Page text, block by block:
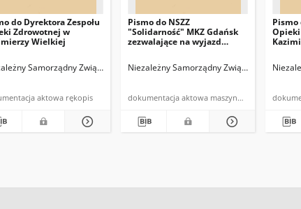
do Dyrektora Zespołu
Zdrowotnej w
Wielkiej
Samorządny Związek Zawodowy "Solidarność" Z O Z Kazimierza
dokumentacja aktowa rękopis
Pismo do NSZZ
"Solidarność" MKZ Gdańsk
zezwalające na wyjazd
pomnika ku czci Ofiar
Grudnia 1970 w Gdańsku
Niezależny Samorządny Związek
dokumentacja aktowa maszynopis
Pismo